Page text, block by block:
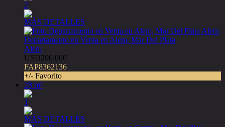
2
MÁS DETALLES
Departamento en Venta en Alem, Mar Del Plata
Alem
USD200.000
FAP8362136
+/- Favorito
28 m²
1
MÁS DETALLES